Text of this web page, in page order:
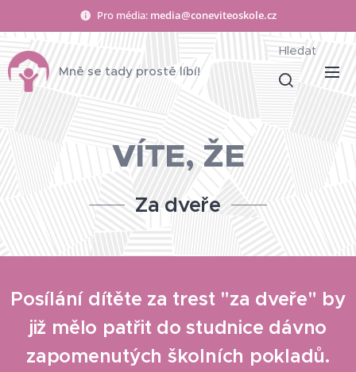
Pro média: media@coneviteoskole.cz
Mně se tady prostě líbí!
Hledat
VÍTE, ŽE
Za dveře
Posílání dítěte za trest "za dveře" by
již mělo patřit do studnice dávno
zapomenutých školních pokladů.